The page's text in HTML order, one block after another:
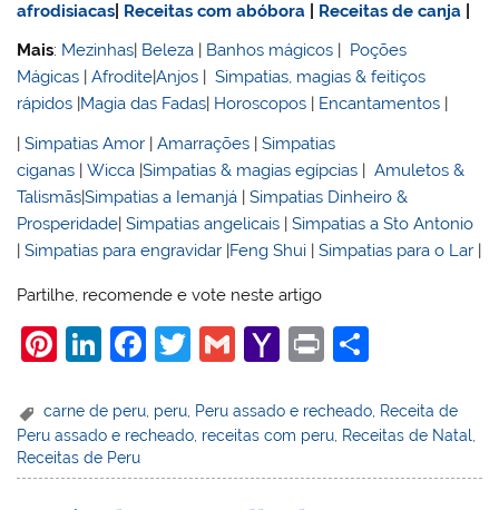
afrodisiacas Receitas com abóbora Receitas de canja
Mais: Mezinhas Beleza Banhos mágicos
Poções
Mágicas |Afrodite|Anjos |Simpatias, magias & feitiços
rápidos Magia das Fadas Horoscopos Encantamentos
|Simpatias Amor |Amarrações |Simpatias
ciganas |Wicca |Simpatias & magias egípcias |Amuletos &
Talismãs|Simpatias a Iemanjá |Simpatias Dinheiro &
Prosperidade|Simpatias angelicais |Simpatias a Sto Antonio
|Simpatias para engravidar |Feng Shui |Simpatias para o Lar |
Partilhe, recomende e vote neste artigo
Pi
er
e
st
Li
k
e
dI
F
c
e
b
T
itt
er
G
ai
l
Y
h
o
o
Pr
t
ar
e
carne de peru, peru, Peru assado e recheado, Receita de
Peru assado e recheado receitas com peru Receitas de Natal
Receitas de Peru